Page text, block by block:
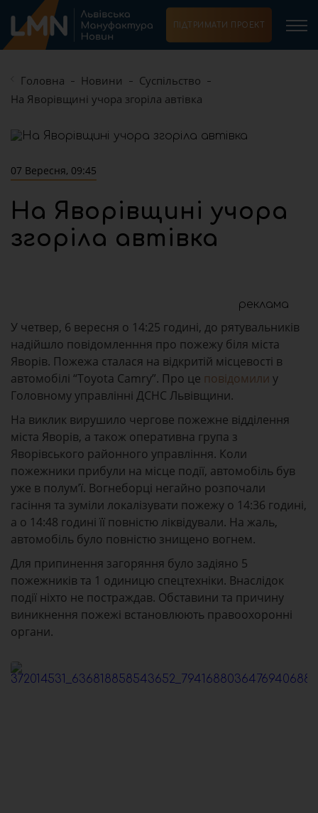
ПІДТРИМАТИ ПРОЕКТ
Головна Новини
Суспільство
На Яворівщині учора згоріла автівка
07 Вересня, 09:45
На Яворівщині учора
згоріла автівка
реклама
У четвер, 6 вересня о 14:25 годині, до рятувальників
надійшло повідомленння про пожежу біля міста
Яворів. Пожежа сталася на відкритій місцевості в
автомобілі “Toyota Camry”. Про це повідомили у
Головному управлінні ДСНС Львівщини.
На виклик вирушило чергове пожежне відділення
міста Яворів, а також оперативна група з
Яворівського районного управління. Коли
пожежники прибули на місце події, автомобіль був
уже в полум’ї. Вогнеборці негайно розпочали
гасіння та зуміли локалізувати пожежу о 14:36 годині,
а о 14:48 годині її повністю ліквідували. На жаль,
автомобіль було повністю знищено вогнем.
Для припинення загоряння було задіяно 5
пожежників та 1 одиницю спецтехніки. Внаслідок
події ніхто не постраждав. Обставини та причину
виникнення пожежі встановлюють правоохоронні
органи.